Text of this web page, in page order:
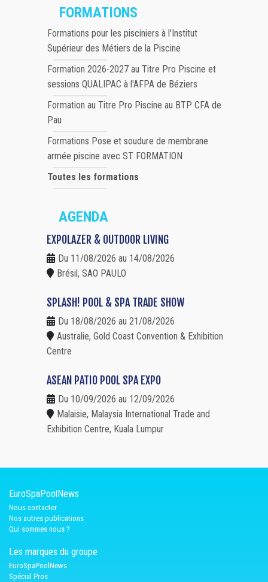
FORMATIONS
Formations pour les pisciniers à l'Institut
Supérieur des Métiers de la Piscine
Formation 2026-2027 au Titre Pro Piscine et
sessions QUALIPAC à l'AFPA de Béziers
Formation au Titre Pro Piscine au BTP CFA de
Pau
Formations Pose et soudure de membrane
armée piscine avec ST FORMATION
Toutes les formations
AGENDA
EXPOLAZER & OUTDOOR LIVING
Du 11/08/2026 au 14/08/2026
Brésil, SAO PAULO
SPLASH! POOL & SPA TRADE SHOW
Du 18/08/2026 au 21/08/2026
Australie, Gold Coast Convention & Exhibition
Centre
ASEAN PATIO POOL SPA EXPO
Du 10/09/2026 au 12/09/2026
Malaisie, Malaysia International Trade and
Exhibition Centre, Kuala Lumpur
EuroSpaPoolNews
Nous contacter
Nos autres publications
Qui sommes nous ?
Les marques du groupe
EuroSpaPoolNews
Spécial Pros